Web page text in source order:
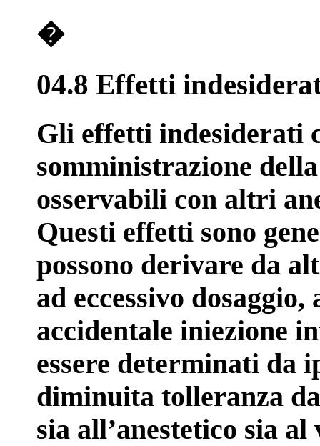
�
04.8 Effetti
Gli effetti indesiderati
somministrazione
osservabili con altri
Questi effetti sono
possono derivare da
ad eccessivo
accidentale iniezione
essere determinati da
diminuita tolleranza
sia all’anestetico sia